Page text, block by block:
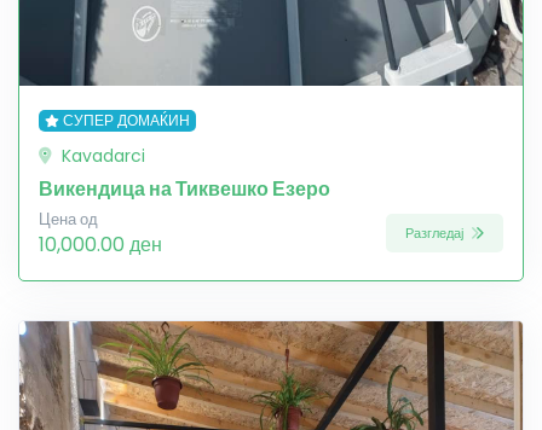
СУПЕР ДОМАЌИН
Kavadarci
Викендица на Тиквешко Езеро
Цена од
10,000.00 ден Разгледај